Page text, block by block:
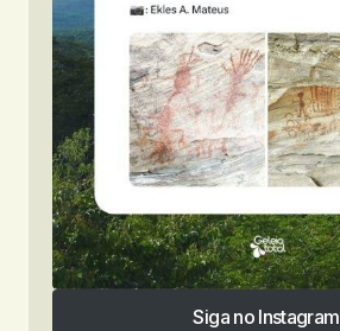
Siga no Instagram